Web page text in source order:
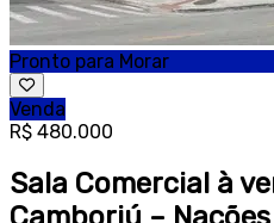
Pronto para Morar
Venda
R$ 480.000
Sala Comercial à